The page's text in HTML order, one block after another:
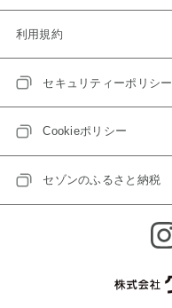
利用規約
セキュリティーポリシー
Cookieポリシー
セゾンのふるさと納税